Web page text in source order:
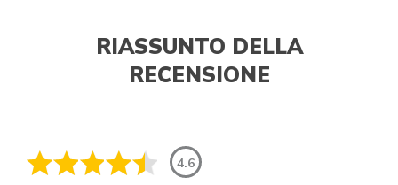
RIASSUNTO DELLA
RECENSIONE
4.6